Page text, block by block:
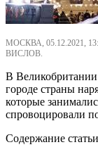
МОСКВА, 05.12.2021,
ВИСЛОВ.
В Великобритании
городе страны
которые
спровоцировали
Содержание статьи